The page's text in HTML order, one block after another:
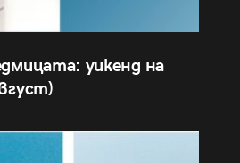
уикенд на